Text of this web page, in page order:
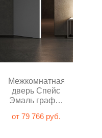
Межкомнатная
дверь Спейс
Эмаль графит
от 79 766 руб.